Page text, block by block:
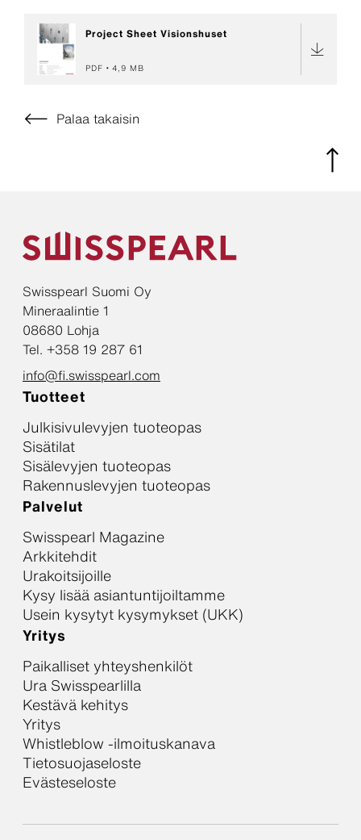
Project Sheet Visionshuset
PDF 4,9 MB
Palaa takaisin
Swisspearl Suomi Oy
Mineraalintie 1
08680 Lohja
Tel. +358 19 287 61
info@fi.swisspearl.com
Tuotteet
Julkisivulevyjen tuoteopas
Sisätilat
Sisälevyjen tuoteopas
Rakennuslevyjen tuoteopas
Palvelut
Swisspearl Magazine
Arkkitehdit
Urakoitsijoille
Kysy lisää asiantuntijoiltamme
Usein kysytyt kysymykset (UKK)
Yritys
Paikalliset yhteyshenkilöt
Ura Swisspearlilla
Kestävä kehitys
Yritys
Whistleblow -ilmoituskanava
Tietosuojaseloste
Evästeseloste